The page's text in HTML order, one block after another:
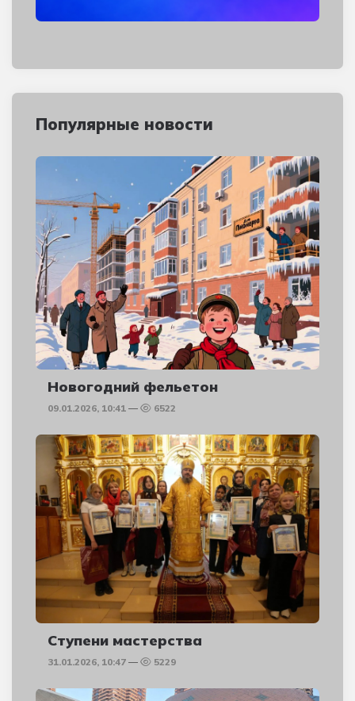
Популярные новости
Новогодний фельетон
09.01.2026, 10:41 6522
Ступени мастерства
31.01.2026, 10:47 5229